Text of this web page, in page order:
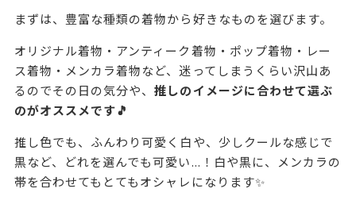
まずは、豊富な種類の着物から好きなものを選びます。
オリジナル着物・アンティーク着物・ポップ着物・レー
ス着物・メンカラ着物など、迷ってしまうくらい沢山あ
るのでその日の気分や、推しのイメージに合わせて選ぶ
のがオススメです🎵
推し色でも、ふんわり可愛く白や、少しクールな感じで
黒など、どれを選んでも可愛い...！白や黒に、メンカラの
帯を合わせてもとてもオシャレになります✨